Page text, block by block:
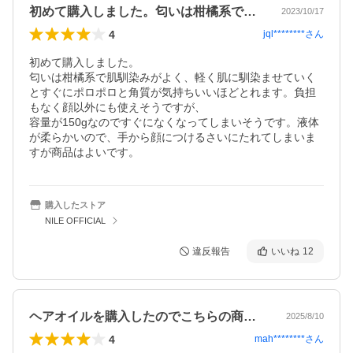
初めて購入しました。匂いは柑橘系で肌馴… 2023/10/17
4 jql********さん
初めて購入しました。
匂いは柑橘系で肌馴染みがよく、軽く肌に馴染ませていく
とすぐにポロポロと角質が気持ちいいほどとれます。負担
もなく顔以外にも使えそうですが、
容量が150gなのですぐになくなってしまいそうです。液体
が柔らかいので、手から顔につけるさいにたれてしまいま
すが商品はよいです。
購入したストア
NILE OFFICIAL
違反報告 いいね 12
ヘアオイルを購入したのでこちらの商品も… 2025/8/10
4 mah********さん